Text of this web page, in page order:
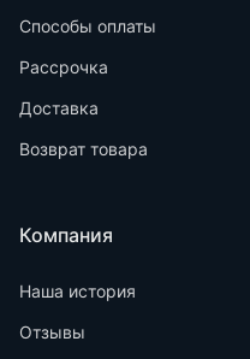
Способы оплаты
Рассрочка
Доставка
Возврат товара
Компания
Наша история
Отзывы